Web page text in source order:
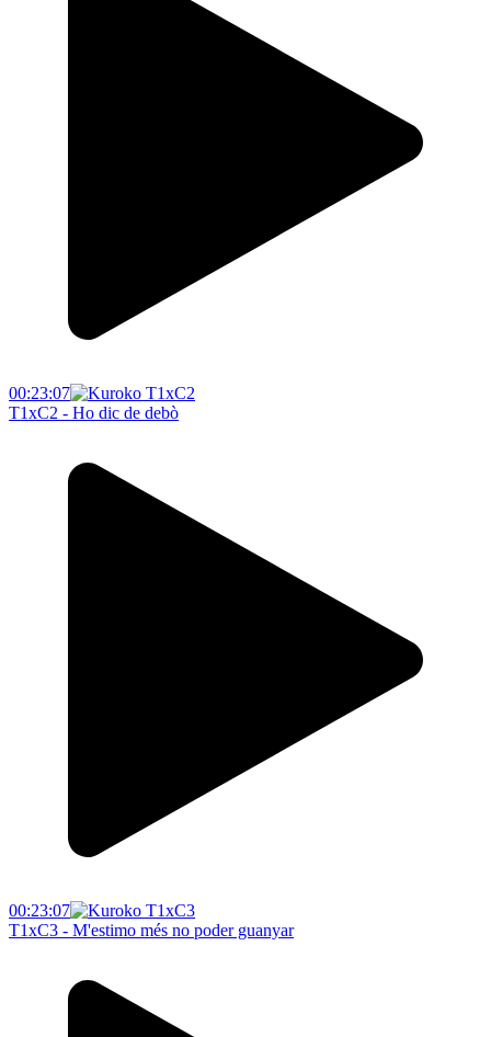
00:23:07
T1xC2 - Ho dic de debò
00:23:07
T1xC3 - M'estimo més no poder guanyar